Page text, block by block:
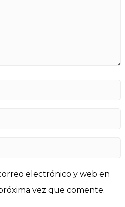
electrónico y web en
vez que comente.